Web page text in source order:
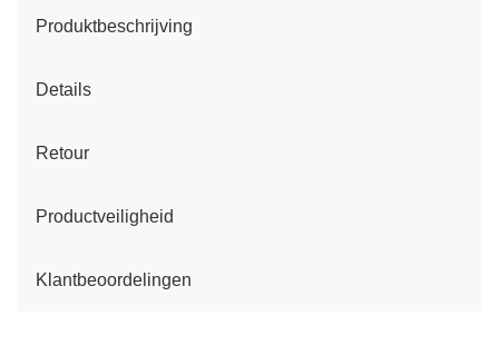
Produktbeschrijving
Details
Retour
Productveiligheid
Klantbeoordelingen